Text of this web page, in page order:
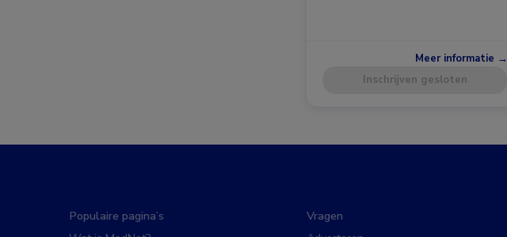
Meer informatie →
Inschrijven gesloten
Populaire pagina’s
Vragen